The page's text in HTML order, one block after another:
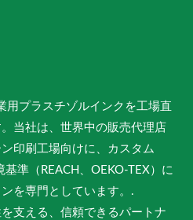
用プラスチゾルインクを工場直
当社は、世界中の販売代理店
印刷工場向けに、カスタム
準（REACH、OEKO-TEX）に
を専門としています。.
支える、信頼できるパートナ